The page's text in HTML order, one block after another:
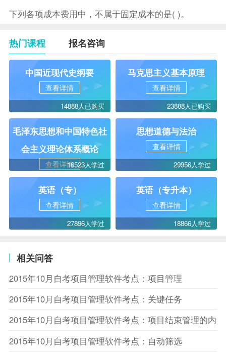
下列各项成本费用中，不属于固定成本的是( )。
热门课程 报名咨询
中国近现代史纲要
查看详情
14888人已购买
马克思主义基本原理
查看详情
23888人已购买
毛泽东思想和中国特色社
会主义理论体系概论
查看详情16523人学过
思想道德与法治
查看详情
29956人学过
英语（专）
查看详情
27896人学过
英语（专升本）
查看详情
18866人学过
相关问答
2015年10月自考项目管理软件考点：项目管理
2015年10月自考项目管理软件考点：关键任务
2015年10月自考项目管理软件考点：项目结束管理的内容
2015年10月自考项目管理软件考点：自动筛选